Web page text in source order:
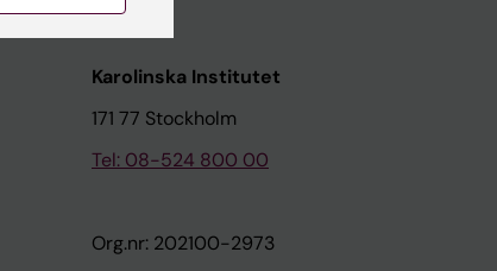
Karolinska Institutet
171 77 Stockholm
Tel: 08-524 800 00
Org.nr: 202100-2973